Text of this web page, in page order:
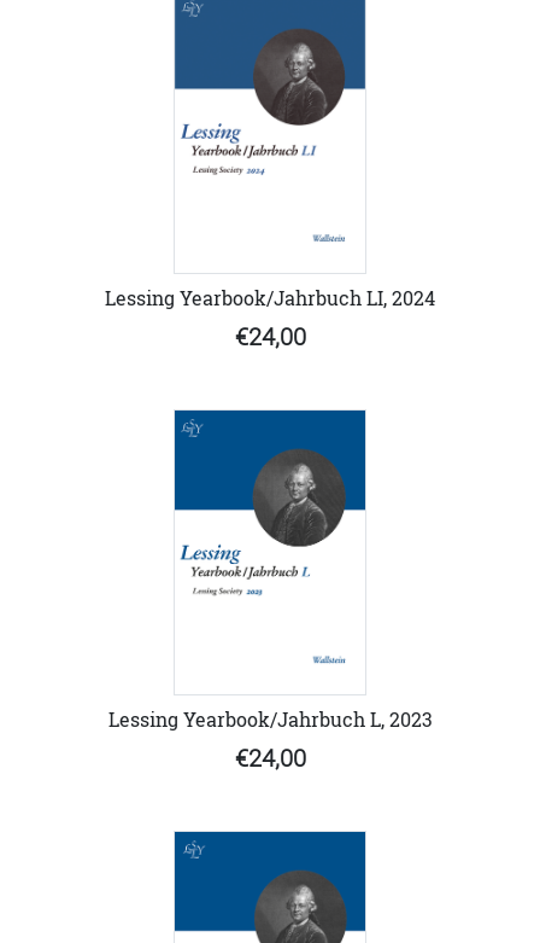
Lessing Yearbook/Jahrbuch LI, 2024
€24,00
Lessing Yearbook/Jahrbuch L, 2023
€24,00